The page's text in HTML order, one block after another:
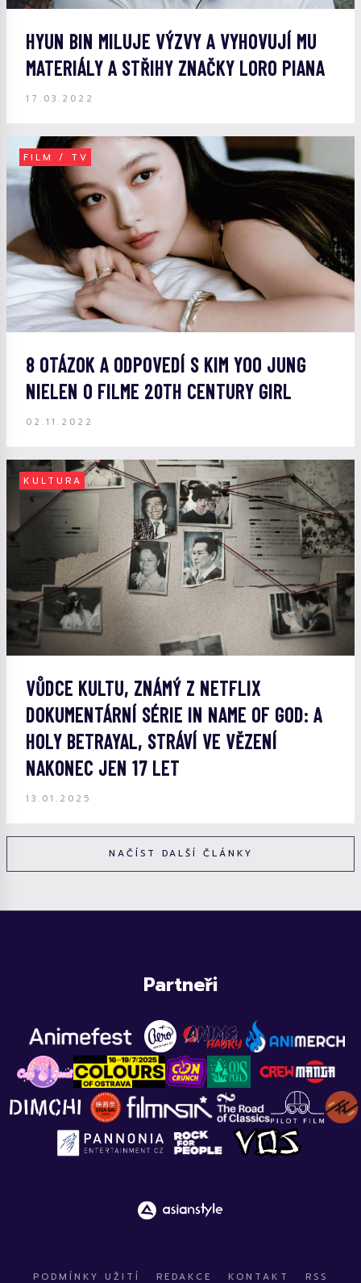
HYUN BIN MILUJE VÝZVY A VYHOVUJÍ MU
MATERIÁLY A STŘIHY ZNAČKY LORO PIANA
17.03.2022
FILM / TV
8 OTÁZOK A ODPOVEDÍ S KIM YOO JUNG
NIELEN O FILME 20TH CENTURY GIRL
02.11.2022
KULTURA
VŮDCE KULTU, ZNÁMÝ Z NETFLIX
DOKUMENTÁRNÍ SÉRIE IN NAME OF GOD: A
HOLY BETRAYAL, STRÁVÍ VE VĚZENÍ
NAKONEC JEN 17 LET
13.01.2025
NAČÍST DALŠÍ ČLÁNKY
Partneři
PODMÍNKY UŽITÍ REDAKCE KONTAKT RSS